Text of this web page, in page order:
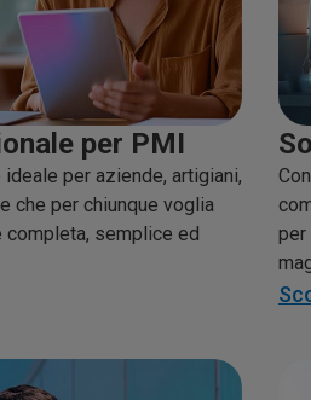
per PMI
per aziende, artigiani,
che per chiunque voglia
completa, semplice ed
per